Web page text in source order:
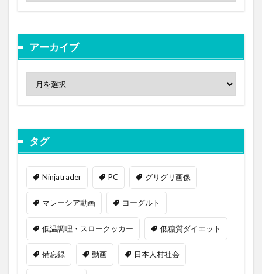
アーカイブ
タグ
Ninjatrader PC グリグリ画像
マレーシア動画 ヨーグルト
低温調理・スロークッカー 低糖質ダイエット
備忘録 動画 日本人村社会